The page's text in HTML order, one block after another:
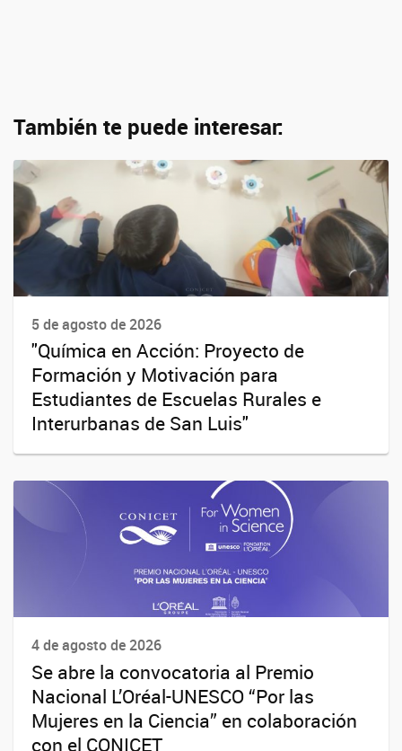
También te puede interesar:
5 de agosto de 2026
"Química en Acción: Proyecto de
Formación y Motivación para
Estudiantes de Escuelas Rurales e
Interurbanas de San Luis"
4 de agosto de 2026
Se abre la convocatoria al Premio
Nacional L’Oréal-UNESCO “Por las
Mujeres en la Ciencia” en colaboración
con el CONICET